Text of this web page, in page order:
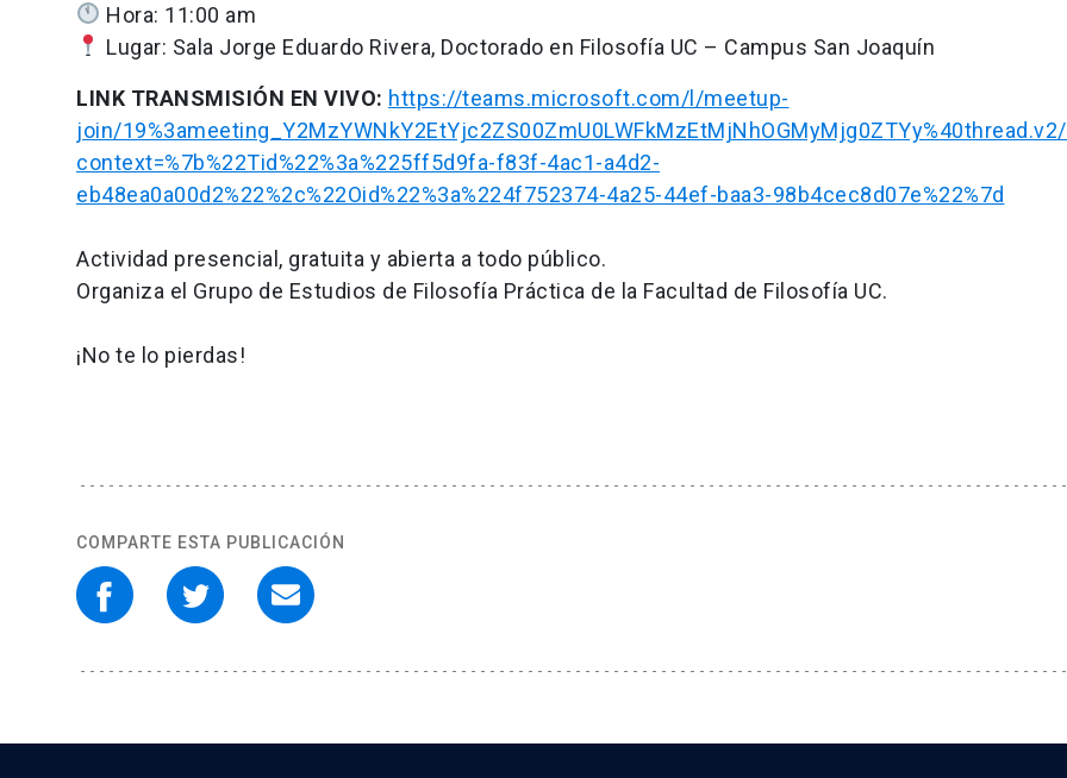
Hora: 11:00 am
Lugar: Sala Jorge Eduardo Rivera, Doctorado en Filosofía UC – Campus San Joaquín
LINK TRANSMISIÓN EN VIVO: https://teams.microsoft.com/l/meetup-
join/
context=%7b%22Tid%22%3a%225ff5d9fa-f83f-4ac1-a4d2-
eb48ea0a00d2%22%2c%22Oid%22%3a%224f752374-4a25-44ef-baa3-98b4cec8d07e%22%7d
Actividad presencial, gratuita y abierta a todo público.
Organiza el Grupo de Estudios de Filosofía Práctica de la Facultad de Filosofía UC.
¡No te lo pierdas!
COMPARTE ESTA PUBLICACIÓN